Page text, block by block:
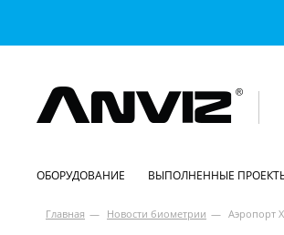
ОБОРУДОВАНИЕ ВЫПОЛНЕННЫЕ
Главная — Новости биометрии — Аэропорт